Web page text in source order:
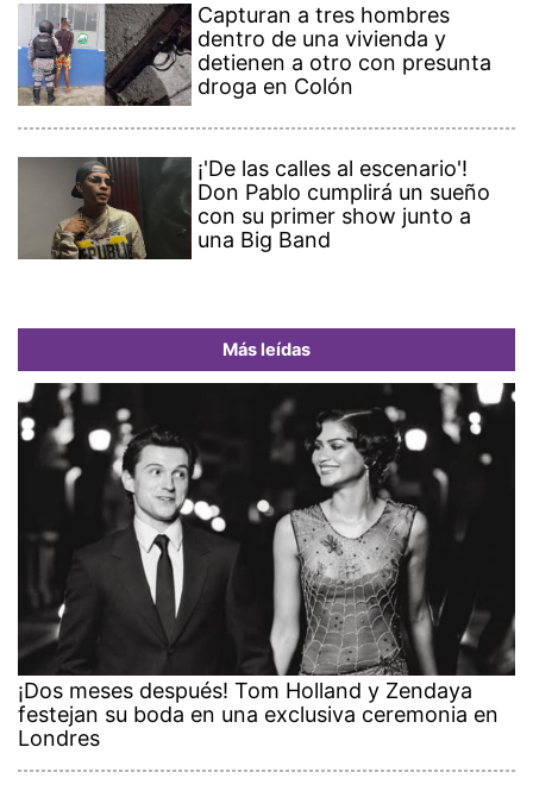
Capturan a tres hombres
dentro de una vivienda y
detienen a otro con presunta
droga en Colón
¡'De las calles al escenario'!
Don Pablo cumplirá un sueño
con su primer show junto a
una Big Band
Más leídas
¡Dos meses después! Tom Holland y Zendaya
festejan su boda en una exclusiva ceremonia en
Londres